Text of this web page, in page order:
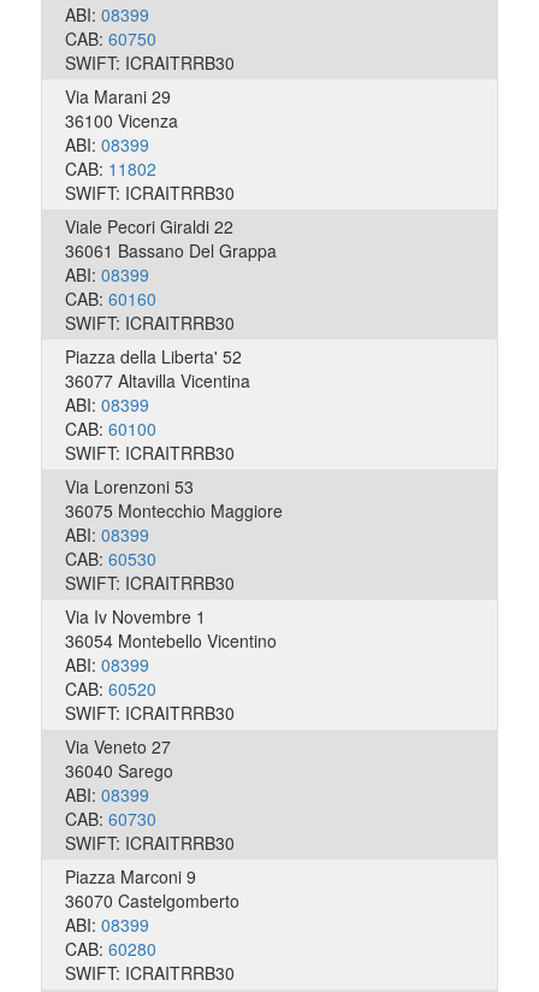
ABI: 08399
CAB: 60750
SWIFT: ICRAITRRB30
Via Marani 29
36100 Vicenza
ABI: 08399
CAB: 11802
SWIFT: ICRAITRRB30
Viale Pecori Giraldi 22
36061 Bassano Del Grappa
ABI: 08399
CAB: 60160
SWIFT: ICRAITRRB30
Piazza della Liberta' 52
36077 Altavilla Vicentina
ABI: 08399
CAB: 60100
SWIFT: ICRAITRRB30
Via Lorenzoni 53
36075 Montecchio Maggiore
ABI: 08399
CAB: 60530
SWIFT: ICRAITRRB30
Via Iv Novembre 1
36054 Montebello Vicentino
ABI: 08399
CAB: 60520
SWIFT: ICRAITRRB30
Via Veneto 27
36040 Sarego
ABI: 08399
CAB: 60730
SWIFT: ICRAITRRB30
Piazza Marconi 9
36070 Castelgomberto
ABI: 08399
CAB: 60280
SWIFT: ICRAITRRB30